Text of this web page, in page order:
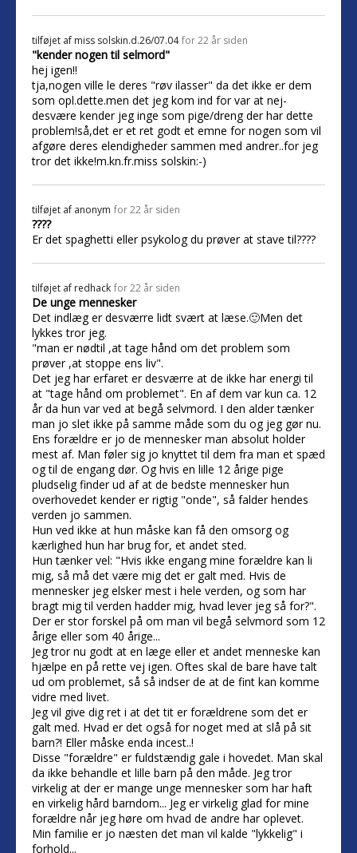
tilføjet af miss solskin.d.26/07.04 for 22 år siden
"kender nogen til selmord"
hej igen!!
tja,nogen ville le deres "røv ilasser" da det ikke er dem
som opl.dette.men det jeg kom ind for var at nej-
desvære kender jeg inge som pige/dreng der har dette
problem!så,det er et ret godt et emne for nogen som vil
afgøre deres elendigheder sammen med andrer..for jeg
tror det ikke!m.kn.fr.miss solskin:-)
tilføjet af anonym for 22 år siden
????
Er det spaghetti eller psykolog du prøver at stave til????
tilføjet af redhack for 22 år siden
De unge mennesker
Det indlæg er desværre lidt svært at læse.🙂Men det
lykkes tror jeg.
"man er nødtil ,at tage hånd om det problem som
prøver ,at stoppe ens liv".
Det jeg har erfaret er desværre at de ikke har energi til
at "tage hånd om problemet". En af dem var kun ca. 12
år da hun var ved at begå selvmord. I den alder tænker
man jo slet ikke på samme måde som du og jeg gør nu.
Ens forældre er jo de mennesker man absolut holder
mest af. Man føler sig jo knyttet til dem fra man et spæd
og til de engang dør. Og hvis en lille 12 årige pige
pludselig finder ud af at de bedste mennesker hun
overhovedet kender er rigtig "onde", så falder hendes
verden jo sammen.
Hun ved ikke at hun måske kan få den omsorg og
kærlighed hun har brug for, et andet sted.
Hun tænker vel: "Hvis ikke engang mine forældre kan li
mig, så må det være mig det er galt med. Hvis de
mennesker jeg elsker mest i hele verden, og som har
bragt mig til verden hadder mig, hvad lever jeg så for?".
Der er stor forskel på om man vil begå selvmord som 12
årige eller som 40 årige...
Jeg tror nu godt at en læge eller et andet menneske kan
hjælpe en på rette vej igen. Oftes skal de bare have talt
ud om problemet, så så indser de at de fint kan komme
vidre med livet.
Jeg vil give dig ret i at det tit er forældrene som det er
galt med. Hvad er det også for noget med at slå på sit
barn?! Eller måske enda incest..!
Disse "forældre" er fuldstændig gale i hovedet. Man skal
da ikke behandle et lille barn på den måde. Jeg tror
virkelig at der er mange unge mennesker som har haft
en virkelig hård barndom... Jeg er virkelig glad for mine
forældre når jeg høre om hvad de andre har oplevet.
Min familie er jo næsten det man vil kalde "lykkelig" i
forhold...